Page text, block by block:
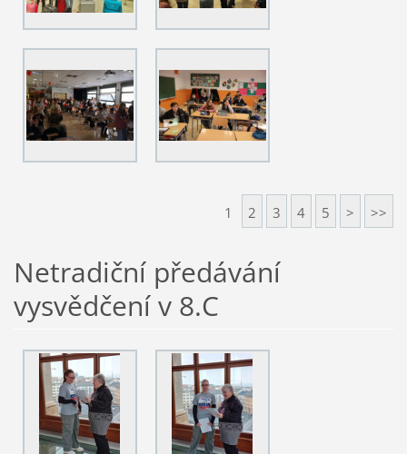
1 2 3 4 5 > >>
Netradiční předávání
vysvědčení v 8.C